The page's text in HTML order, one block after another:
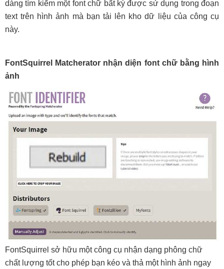
dàng tìm kiếm một font chữ bất kỳ được sử dụng trong đoạn
text trên hình ảnh mà bạn tải lên kho dữ liệu của công cụ
này.
FontSquirrel Matcherator nhận diện font chữ bằng hình
ảnh
FontSquirrel sở hữu một công cụ nhận dạng phông chữ
chất lượng tốt cho phép bạn kéo và thả một hình ảnh ngay